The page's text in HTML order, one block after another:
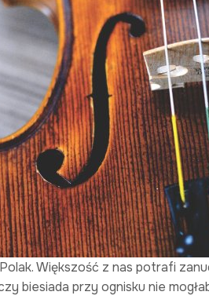
Większość z nas potrafi
biesiada przy ognisku nie